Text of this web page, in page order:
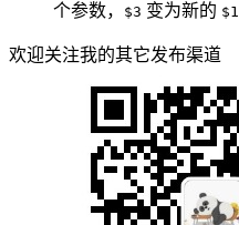
个参数，
$3 变为新的 $1
欢迎关注我的其它发布渠道